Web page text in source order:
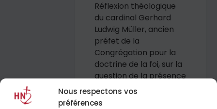
Nous respectons vos
préférences
Réflexion théologique
du cardinal Gerhard
Ludwig Müller, ancien
préfet de la
Congrégation pour la
doctrine de la foi, sur la
question de la présence
inédite de deux papes
au sein de l’Église.